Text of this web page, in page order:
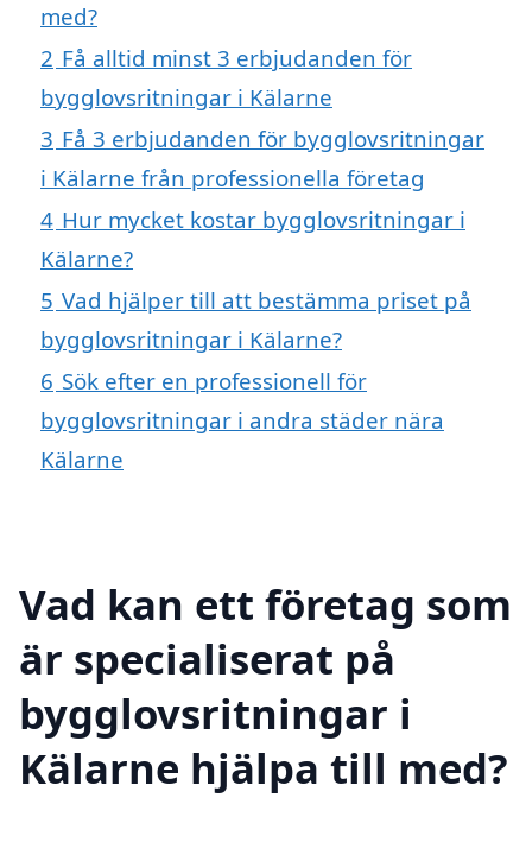
med?
2 Få alltid minst 3 erbjudanden för
bygglovsritningar i Kälarne
3 Få 3 erbjudanden för bygglovsritningar
i Kälarne från professionella företag
4 Hur mycket kostar bygglovsritningar i
Kälarne?
5 Vad hjälper till att bestämma priset på
bygglovsritningar i Kälarne?
6 Sök efter en professionell för
bygglovsritningar i andra städer nära
Kälarne
Vad kan ett företag som
är specialiserat på
bygglovsritningar i
Kälarne hjälpa till med?